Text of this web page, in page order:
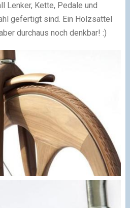
Lenker, Kette, Pedale und
gefertigt sind. Ein Holzsattel
durchaus noch denkbar! :)